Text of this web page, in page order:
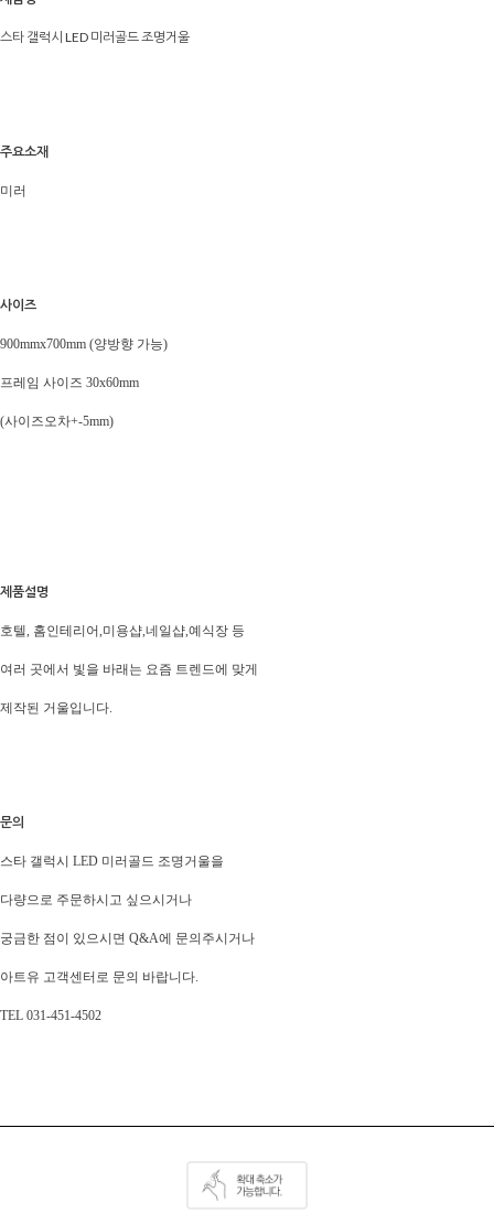
스타 갤럭시 LED 미러골드 조명거울
주요소재
미러
사이즈
900mmx700mm (양방향 가능)
프레임 사이즈 30x60mm
(사이즈오차+-5mm)
제품설명
호텔, 홈인테리어,미용샵,네일샵,예식장 등
여러 곳에서 빛을 바래는 요즘 트렌드에 맞게
제작된 거울입니다.
문의
스타 갤럭시 LED 미러골드 조명거울을
다량으로 주문하시고 싶으시거나
궁금한 점이 있으시면 Q&A에 문의주시거나
아트유 고객센터로 문의 바랍니다.
TEL 031-451-4502